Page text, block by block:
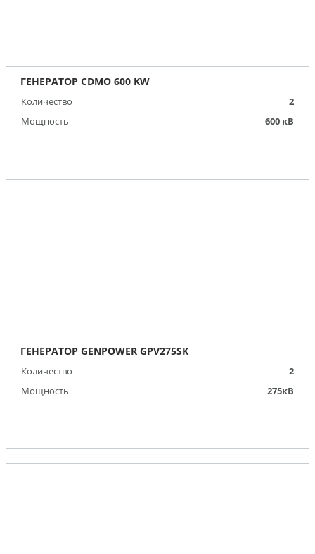
ГЕНЕРАТОР CDMO 600 KW
Количество
2
Мощность
600 кВ
ГЕНЕРАТОР GENPOWER GPV275SK
Количество
2
Мощность
275кВ